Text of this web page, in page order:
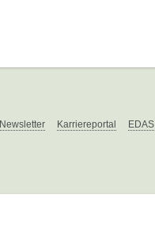
Newsletter Karriereportal EDAS